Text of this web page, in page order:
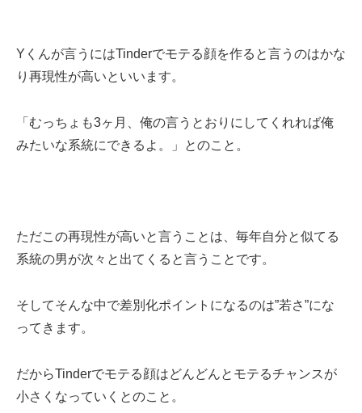
Yくんが言うにはTinderでモテる顔を作ると言うのはかな
り再現性が高いといいます。
「むっちょも3ヶ月、俺の言うとおりにしてくれれば俺
みたいな系統にできるよ。」とのこと。
ただこの再現性が高いと言うことは、毎年自分と似てる
系統の男が次々と出てくると言うことです。
そしてそんな中で差別化ポイントになるのは”若さ”にな
ってきます。
だからTinderでモテる顔はどんどんとモテるチャンスが
小さくなっていくとのこと。